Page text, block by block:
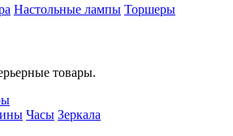
Настольные лампы Торшеры
товары.
Часы Зеркала